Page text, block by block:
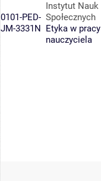
0101-PED-
JM-3331N
Instytut Nauk
Społecznych
Etyka w pracy
nauczyciela